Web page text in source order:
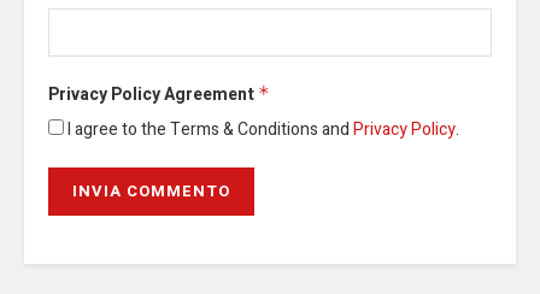
Privacy Policy Agreement *
I agree to the Terms & Conditions andPrivacy Policy.